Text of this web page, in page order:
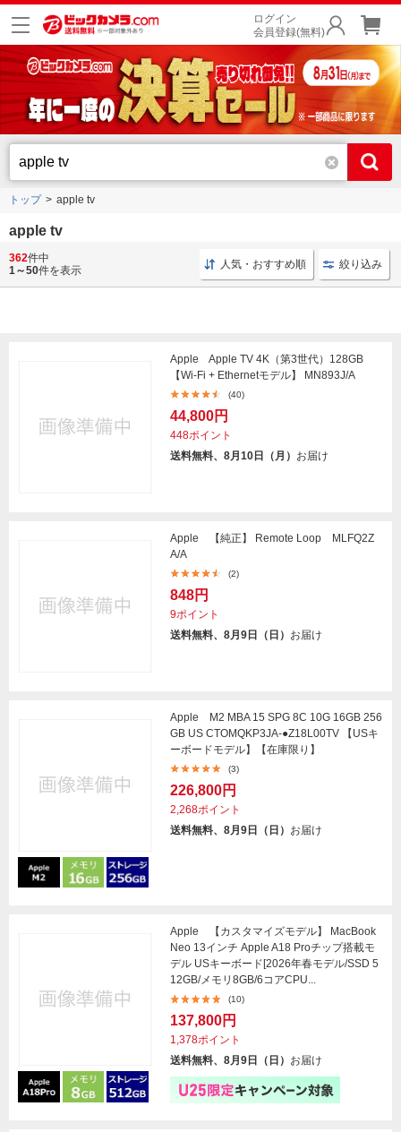
ログイン
会員登録(無料)
トップ apple tv
apple tv
ノートPC アルミ ノートPC Wi-Fi 6E MacBook
362件中
1～50件を表示 人気・おすすめ順 絞り込み
Apple Apple TV 4K（第3世代）128GB
【Wi-Fi + Ethernetモデル】 MN893J/A
(40)
44,800円
448ポイント
送料無料、8月10日（月） お届け
Apple 【純正】 Remote Loop MLFQ2Z
A/A
(2)
848円
9ポイント
送料無料、8月9日（日） お届け
Apple M2 MBA 15 SPG 8C 10G 16GB 256
GB US CTOMQKP3JA-●Z18L00TV 【USキ
ーボードモデル】【在庫限り】
(3)
226,800円
2,268ポイント
送料無料、8月9日（日） お届け
Apple 【カスタマイズモデル】 MacBook
Neo 13インチ Apple A18 Proチップ搭載モ
デル USキーボード[2026年春モデル/SSD 5
12GB/メモリ8GB/6コアCPU...
(10)
137,800円
1,378ポイント
送料無料、8月9日（日） お届け